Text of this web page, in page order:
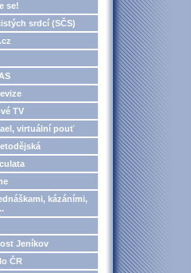
se!
srdcí (SČS)
TV
virtuální pouť
kázáními,
Jeníkov
ČR